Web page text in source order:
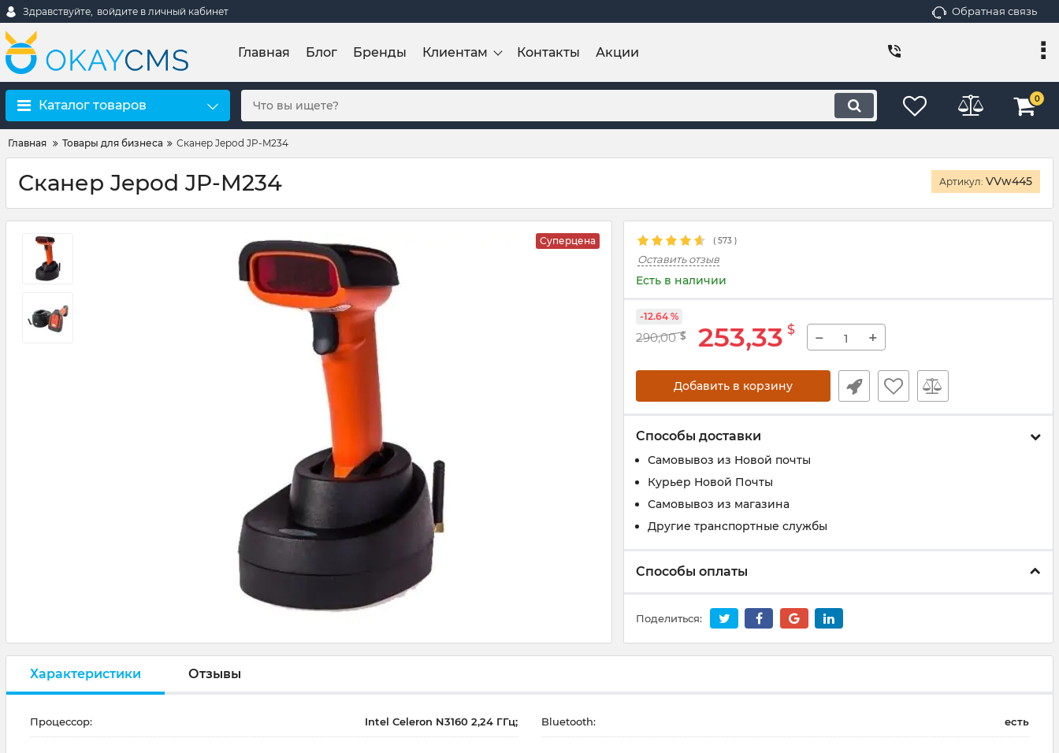
Здравствуйте, войдите в личный кабинет Обратная связь
Главная Блог Бренды Клиентам Контакты Акции
Каталог товаров 0
Главная Товары для бизнеса Сканер Jepod JP-M234
Сканер Jepod JP-M234 Артикул: VVw445
Суперцена ( 573 )
Оставить отзыв
Есть в наличии
290,00 $ 253,33 $
-12.64 %
− +
Добавить в корзину
Способы доставки
Самовывоз из Новой почты
Курьер Новой Почты
Самовывоз из магазина
Другие транспортные службы
Способы оплаты
Поделиться:
Характеристики Отзывы
Процессор: Intel Celeron N3160 2,24 ГГц; Bluetooth: есть